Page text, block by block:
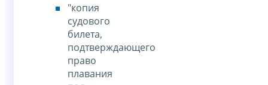
"копия
судового
билета,
подтверждающего
право
плавания